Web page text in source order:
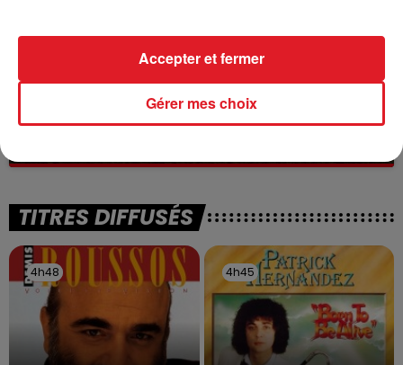
WINGLES: UN JEUNE PERD LA VIE, NOYÉ À
La victime a coulé à pic
TITRES DIFFUSÉS
4h48
4h48 4h45
4h45
Gérer mes choix
Accepter et fermer